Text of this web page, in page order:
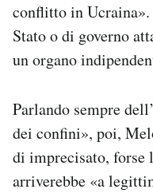
conflitto in Ucraina».
Stato o di governo
un organo
Parlando sempre
dei confini», poi,
di imprecisato, forse
arriverebbe «a